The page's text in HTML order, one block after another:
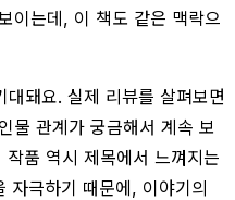
이는데, 이 책도 같은 맥락으
대돼요. 실제 리뷰를 살펴보면
물 관계가 궁금해서 계속 보
품 역시 제목에서 느껴지는
자극하기 때문에, 이야기의